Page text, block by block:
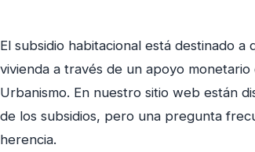
El subsidio habitacional está destinado
vivienda a través de un apoyo
Urbanismo. En nuestro sitio web están
de los subsidios, pero una pregunta
herencia.